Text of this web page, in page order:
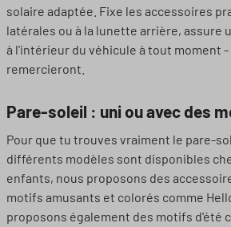
solaire adaptée. Fixe les accessoires
latérales ou à la lunette arrière, assure
à l'intérieur du véhicule à tout moment
remercieront.
Pare-soleil : uni ou avec des
Pour que tu trouves vraiment le pare-
différents modèles sont disponibles
enfants, nous proposons des
motifs amusants et colorés comme
proposons également des motifs d'été